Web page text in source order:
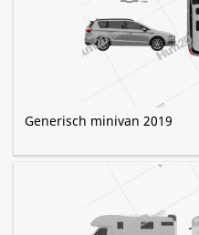
Generisch minivan 2019